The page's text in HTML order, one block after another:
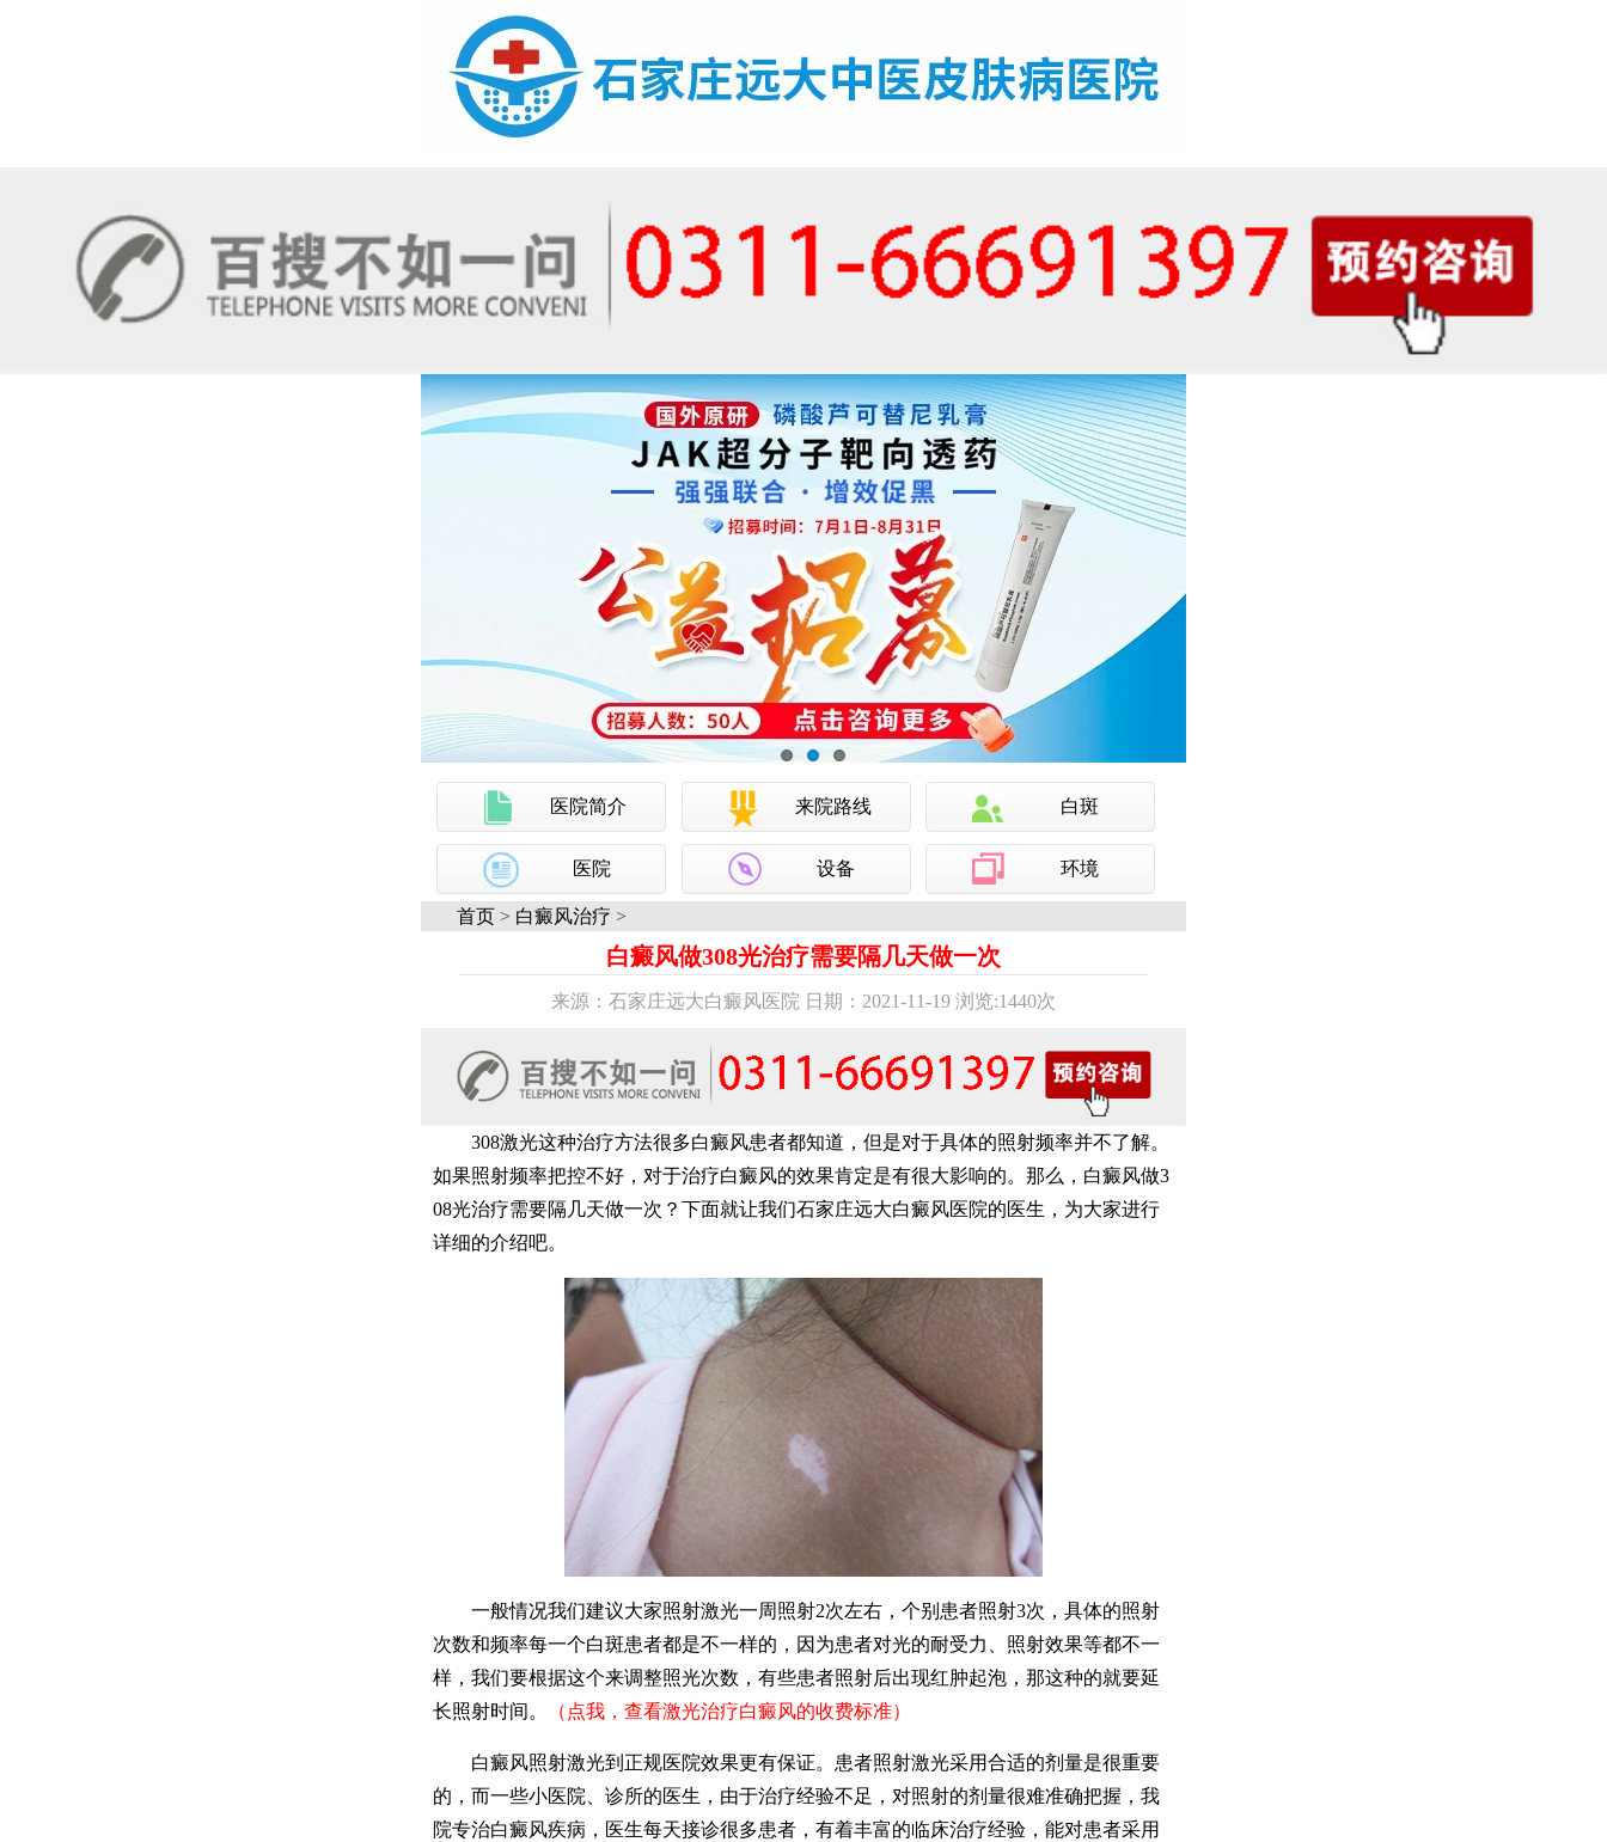
医院简介 来院路线 白斑
医院 设备 环境
首页 > 白癜风治疗 >
白癜风做308光治疗需要隔几天做一次
来源：石家庄远大白癜风医院 日期：2021-11-19 浏览:1440次
308激光这种治疗方法很多白癜风患者都知道，但是对于具体的照射频率并不了解。
如果照射频率把控不好，对于治疗白癜风的效果肯定是有很大影响的。那么，白癜风做3
08光治疗需要隔几天做一次？下面就让我们石家庄远大白癜风医院的医生，为大家进行
详细的介绍吧。
一般情况我们建议大家照射激光一周照射2次左右，个别患者照射3次，具体的照射
次数和频率每一个白斑患者都是不一样的，因为患者对光的耐受力、照射效果等都不一
样，我们要根据这个来调整照光次数，有些患者照射后出现红肿起泡，那这种的就要延
长照射时间。
（点我，查看激光治疗白癜风的收费标准）
白癜风照射激光到正规医院效果更有保证。患者照射激光采用合适的剂量是很重要
的，而一些小医院、诊所的医生，由于治疗经验不足，对照射的剂量很难准确把握，我
院专治白癜风疾病，医生每天接诊很多患者，有着丰富的临床治疗经验，能对患者采用